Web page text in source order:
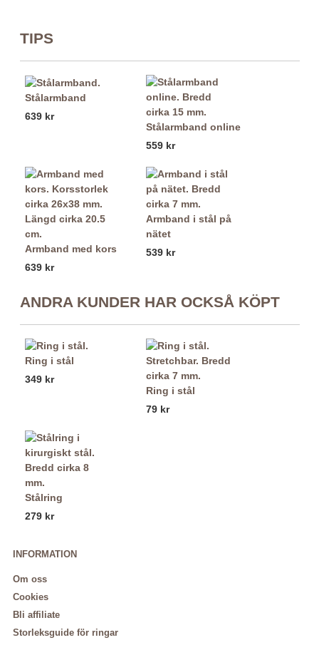
TIPS
Stålarmband
639 kr
Stålarmband online
559 kr
Armband med kors
639 kr
Armband i stål på
nätet
539 kr
ANDRA KUNDER HAR OCKSÅ KÖPT
Ring i stål
349 kr
Ring i stål
79 kr
Stålring
279 kr
INFORMATION
Om oss
Cookies
Bli affiliate
Storleksguide för ringar